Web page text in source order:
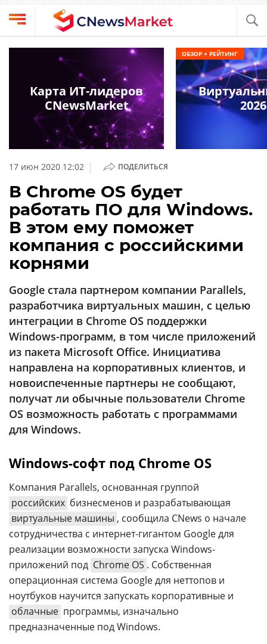
Выбрать
провайдера
Компании
обзоры
кабинет
О
проекте
CNews
Аналитика
Конференции
Техника
ТВ
Об
Реклама
Вакансии
Max
Telegram
Дзен
VK
CNews
Конференции
Техника
17 июн 2020 12:02 | ПОДЕЛИТЬСЯ
В Chrome OS будет
работать ПО для Windows.
В этом ему поможет
компания с российскими
корнями
Google стала партнером компании Parallels,
разработчика виртуальных машин, с целью
интеграции в Chrome OS поддержки
Windows-программ, в том числе приложений
из пакета Microsoft Office. Инициатива
направлена на корпоративных клиентов, и
новоиспеченные партнеры не сообщают,
получат ли обычные пользователи Chrome
OS возможность работать с программами
для Windows.
Windows-софт под Chrome OS
Компания Parallels, основанная группой
российских бизнесменов и разрабатывающая
виртуальные машины , сообщила CNews о начале
сотрудничества с интернет-гигантом Google для
реализации возможности запуска Windows-
приложений под Chrome OS . Собственная
операционная система Google для неттопов и
ноутбуков научится запускать корпоративные и
облачные программы, изначально
предназначенные под Windows.
Карта ИТ-лидеров
CNewsMarket
2026
ОБЗОР + РЕЙТИНГ